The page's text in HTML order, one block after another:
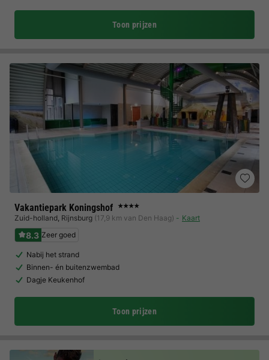
Toon prijzen
Vakantiepark Koningshof ★★★★
Zuid-holland, Rijnsburg (17,9 km van Den Haag) Kaart
8.3 Zeer goed
Nabij het strand
Binnen- én buitenzwembad
Dagje Keukenhof
Toon prijzen